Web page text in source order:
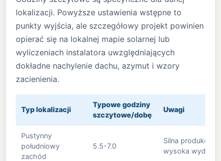
lokalizacji. Powyższe ustawienia wstępne to
punkty wyjścia, ale szczegółowy projekt powinien
opierać się na lokalnej mapie solarnej lub
wyliczeniach instalatora uwzględniających
dokładne nachylenie dachu, azymut i wzory
zacienienia.
Typ lokalizacji
Typowe godziny
szczytowe/dobę
Uwagi
Pustynny
południowy
zachód
5.5-7.0
Silna produkcja
wysoka